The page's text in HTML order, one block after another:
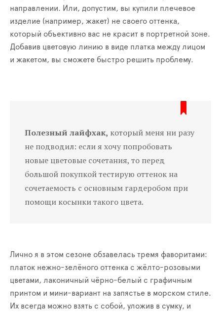
направлении. Или, допустим, вы купили плечевое
изделие (например, жакет) не своего оттенка,
который объективно вас не красит в портретной зоне.
Добавив цветовую линию в виде платка между лицом
и жакетом, вы сможете быстро решить проблему.
Полезный лайфхак, который меня ни разу
не подводил: если я хочу попробовать
новые цветовые сочетания, то перед
большой покупкой тестирую оттенок на
сочетаемость с основным гардеробом при
помощи косынки такого цвета.
Лично я в этом сезоне обзавелась тремя фаворитами:
платок нежно-зелёного оттенка с жёлто-розовыми
цветами, лаконичный чёрно-белый с графичным
принтом и мини-вариант на запястье в морском стиле.
Их всегда можно взять с собой, уложив в сумку, и